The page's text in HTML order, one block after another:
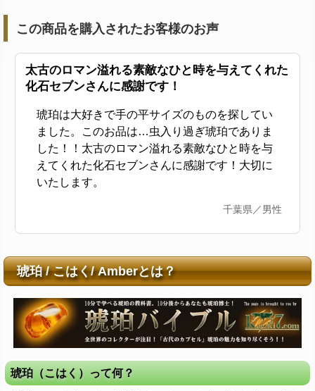
この商品を購入されたお客様のお声
太古のロマン溢れる素敵なひと時を与えてくれた
化石セブンさんに感謝です！
琥珀は大好きで手の平サイズのものを探してい
ました。このお品は…虫入り過ぎ琥珀でありま
した！！太古のロマン溢れる素敵なひと時を与
えてくれた化石セブンさんに感謝です！大切に
いたします。
千葉県／男性
琥珀 / こはく/ Amberとは？
琥珀（こはく）って何？